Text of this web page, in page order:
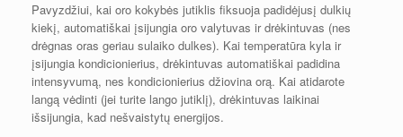
Pavyzdžiui, kai oro kokybės jutiklis fiksuoja padidėjusį dulkių
kiekį, automatiškai įsijungia oro valytuvas ir drėkintuvas (nes
drėgnas oras geriau sulaiko dulkes). Kai temperatūra kyla ir
įsijungia kondicionierius, drėkintuvas automatiškai padidina
intensyvumą, nes kondicionierius džiovina orą. Kai atidarote
langą vėdinti (jei turite lango jutiklį), drėkintuvas laikinai
išsijungia, kad nešvaistytų energijos.